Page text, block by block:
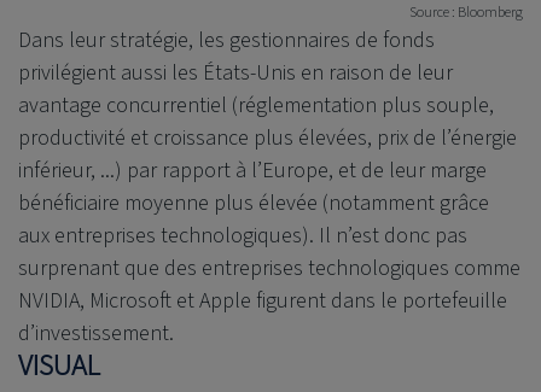
Source : Bloomberg
Dans leur stratégie, les gestionnaires de fonds
privilégient aussi les États-Unis en raison de leur
avantage concurrentiel (réglementation plus souple,
productivité et croissance plus élevées, prix de l’énergie
inférieur, ...) par rapport à l’Europe, et de leur marge
bénéficiaire moyenne plus élevée (notamment grâce
aux entreprises technologiques). Il n’est donc pas
surprenant que des entreprises technologiques comme
NVIDIA, Microsoft et Apple figurent dans le portefeuille
d’investissement.
VISUAL